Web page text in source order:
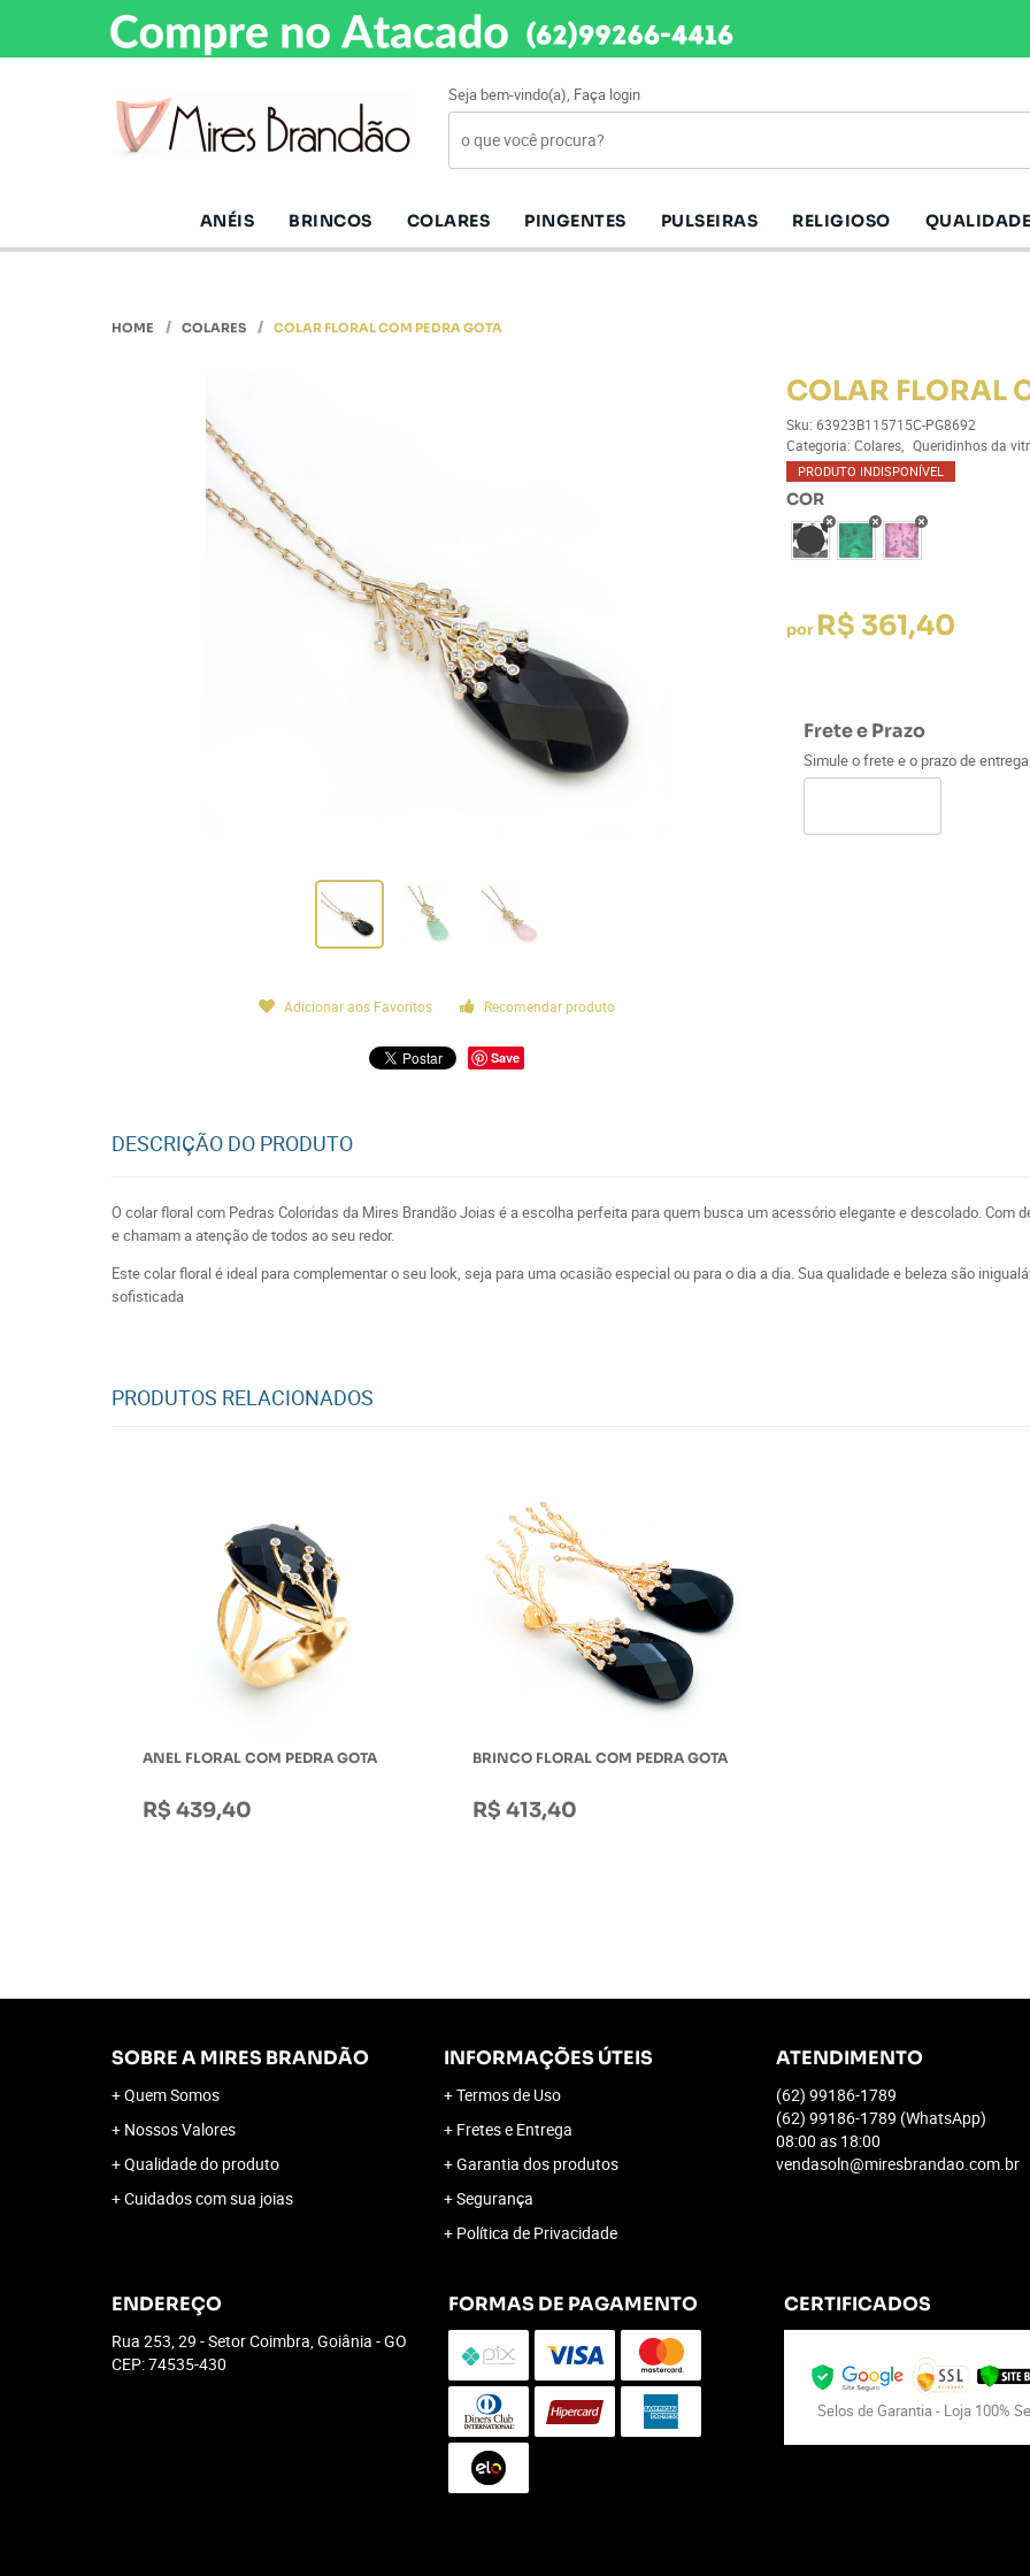
Seja bem-vindo(a), Faça login
ANÉIS BRINCOS COLARES PINGENTES PULSEIRAS RELIGIOSO
HOME COLARES COLAR FLORAL COM PEDRA GOTA
Adicionar aos Favoritos Recomendar produto
Save
COLAR FLORAL
Sku: 63923B115715C-PG8692
Categoria: Colares Queridinhos da
PRODUTO INDISPONÍVEL
COR
por R$ 361,40
Frete e Prazo
Simule o frete e o prazo de
DESCRIÇÃO DO PRODUTO
O colar floral com Pedras Coloridas da Mires Brandão Joias é a escolha perfeita para quem busca um acessório elegante e descolado.
e chamam a atenção de todos ao seu redor.
Este colar floral é ideal para complementar o seu look, seja para uma ocasião especial ou para o dia a dia. Sua qualidade e beleza são
sofisticada
PRODUTOS RELACIONADOS
ANEL FLORAL COM PEDRA GOTA
R$ 439,40
BRINCO FLORAL COM PEDRA GOTA
R$ 413,40
SOBRE A MIRES BRANDÃO
Quem Somos
Nossos Valores
Qualidade do produto
Cuidados com sua joias
INFORMAÇÕES ÚTEIS
Termos de Uso
Fretes e Entrega
Garantia dos produtos
Segurança
Política de Privacidade
ATENDIMENTO
(62) 99186-1789
(62) 99186-1789 (WhatsApp)
08:00 as 18:00
vendasoln@miresbrandao.com.br
ENDEREÇO
Rua 253, 29 -Setor Coimbra, Goiânia -GO
CEP: 74535-430
FORMAS DE PAGAMENTO CERTIFICADOS
Selos de Garantia - Loja 100%